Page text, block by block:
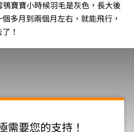
寶寶小時候羽毛是灰色，長大後
多月到兩個月左右，就能飛行，
！
需要您的支持！